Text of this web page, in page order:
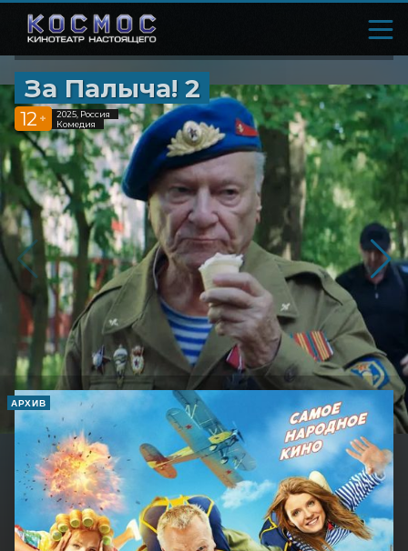
За Палыча! 2
12 +
2025, Россия
Комедия
АРХИВ